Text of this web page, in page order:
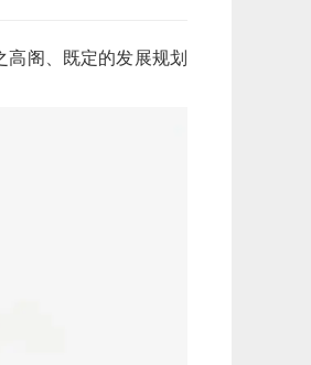
阁、既定的发展规划